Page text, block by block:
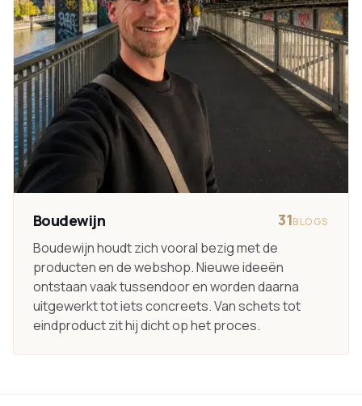
Boudewijn 31BLOGS
Boudewijn houdt zich vooral bezig met de
producten en de webshop. Nieuwe ideeën
ontstaan vaak tussendoor en worden daarna
uitgewerkt tot iets concreets. Van schets tot
eindproduct zit hij dicht op het proces.